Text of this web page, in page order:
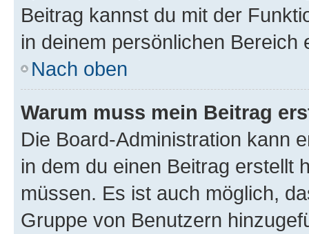
Beitrag kannst du mit der
in deinem persönlichen Bereich
Nach oben
Warum muss mein Beitrag
Die Board-Administration kann
in dem du einen Beitrag erstellt
müssen. Es ist auch möglich,
Gruppe von Benutzern